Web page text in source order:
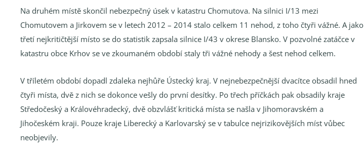
Na druhém místě skončil nebezpečný úsek v katastru Chomutova. Na silnici I/13 mezi
Chomutovem a Jirkovem se v letech 2012 – 2014 stalo celkem 11 nehod, z toho čtyři vážné. A jako
třetí nejkritičtější místo se do statistik zapsala silnice I/43 v okrese Blansko. V pozvolné zatáčce v
katastru obce Krhov se ve zkoumaném období staly tři vážné nehody a šest nehod celkem.
V tříletém období dopadl zdaleka nejhůře Ústecký kraj. V nejnebezpečnější dvacítce obsadil hned
čtyři místa, dvě z nich se dokonce vešly do první desítky. Po třech příčkách pak obsadily kraje
Středočeský a Královéhradecký, dvě obzvlášť kritická místa se našla v Jihomoravském a
Jihočeském kraji. Pouze kraje Liberecký a Karlovarský se v tabulce nejrizikovějších míst vůbec
neobjevily.